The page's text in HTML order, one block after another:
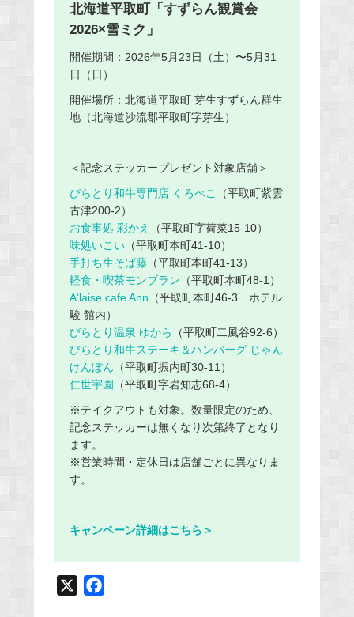
北海道平取町「すずらん観賞会
2026×雪ミク」
開催期間：2026年5月23日（土）〜5月31
日（日）
開催場所：北海道平取町 芽生すずらん群生
地（北海道沙流郡平取町字芽生）
＜記念ステッカープレゼント対象店舗＞
びらとり和牛専門店 くろべこ
（平取町紫雲
古津200-2）
お食事処 彩かえ
（平取町字荷菜15-10）
味処いこい（平取町本町41-10）
手打ち生そば藤（平取町本町41-13）
軽食・喫茶モンブラン （平取町本町48-1）
A‘laise cafe Ann （平取町本町46-3 ホテル
駿 館内）
びらとり温泉 ゆから （平取町二風谷92-6）
びらとり和牛ステーキ＆ハンバーグ じゃん
けんぽん （平取町振内町30-11）
仁世宇園 （平取町字岩知志68-4）
※テイクアウトも対象。数量限定のため、
記念ステッカーは無くなり次第終了となり
ます。
※営業時間・定休日は店舗ごとに異なりま
す。
キャンペーン詳細はこちら＞